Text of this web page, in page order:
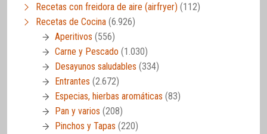
Recetas con freidora de aire (airfryer) (112)
Recetas de Cocina (6.926)
Aperitivos (556)
Carne y Pescado (1.030)
Desayunos saludables (334)
Entrantes (2.672)
Especias, hierbas aromáticas (83)
Pan y varios (208)
Pinchos y Tapas (220)